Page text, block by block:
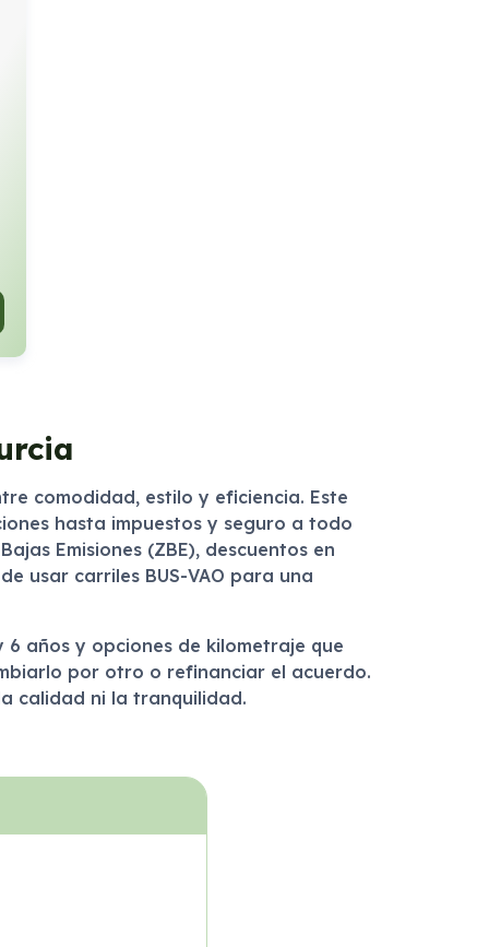
comodidad, estilo y eficiencia. Este
hasta impuestos y seguro a todo
Emisiones (ZBE), descuentos en
usar carriles BUS-VAO para una
años y opciones de kilometraje que
por otro o refinanciar el acuerdo.
calidad ni la tranquilidad.